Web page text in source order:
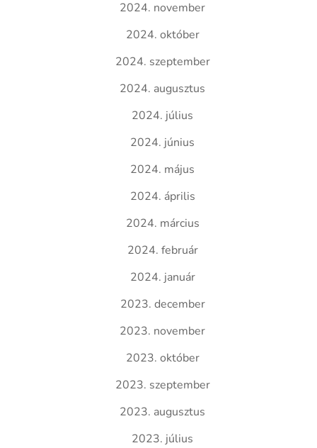
2024. november
2024. október
2024. szeptember
2024. augusztus
2024. július
2024. június
2024. május
2024. április
2024. március
2024. február
2024. január
2023. december
2023. november
2023. október
2023. szeptember
2023. augusztus
2023. július